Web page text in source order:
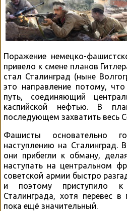
Поражение немецко-
привело к смене планов
стал Сталинград (ныне
это направление потому, что
путь, соединяющий
каспийской нефтью. В
последующем захватить весь
Фашисты основательно
наступлению на Сталинград.
они прибегли к обману,
наступать на центральном
советской армии быстро
и поэтому приступило к
Сталинграда, хотя перевес
пока ещё значительный.